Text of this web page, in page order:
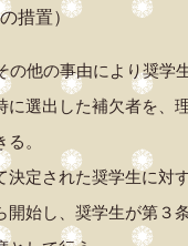
措置）
の他の事由により奨学
に選出した補欠者を、
。
決定された奨学生に対
開始し、奨学生が第３